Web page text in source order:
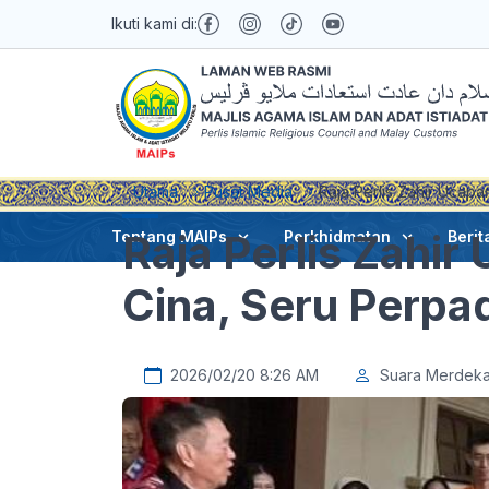
Ikuti kami di:
Tentang MAIPs Perkhidmatan
Utama Pusat Media Raja Perlis Zahir
Raja Perlis Zahir
Cina, Seru
2026/02/20 8:26 AM Suara Merdeka